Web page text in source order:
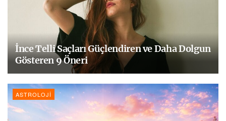
İnce Telli Saçları Güçlendiren ve Daha Dolgun
Gösteren 9 Öneri
ASTROLOJI